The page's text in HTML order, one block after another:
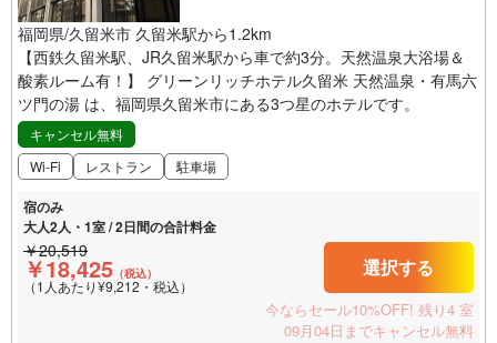
福岡県/久留米市 久留米駅から1.2km
【西鉄久留米駅、JR久留米駅から車で約3分。天然温泉大浴場＆
酸素ルーム有！】 グリーンリッチホテル久留米 天然温泉・有馬六
ツ門の湯 は、福岡県久留米市にある3つ星のホテルです。
キャンセル無料
Wi-Fi
レストラン 駐車場
宿のみ
大人2人・1室 / 2日間の合計料金
￥20,519
￥18,425 （税込）
（1人あたり¥9,212・税込）
選択する
今ならセール10%OFF! 残り4 室
09月04日までキャンセル無料